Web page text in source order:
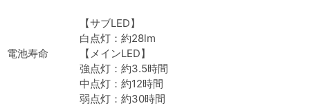
【サブLED】
白点灯：約28lm
電池寿命
【メインLED】
強点灯：約3.5時間
中点灯：約12時間
弱点灯：約30時間